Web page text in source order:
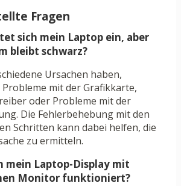
Fragen
sich mein Laptop ein, aber
bleibt schwarz?
Ursachen haben,
mit der Grafikkarte,
oder Probleme mit der
Die Fehlerbehebung mit den
Schritten kann dabei helfen, die
zu ermitteln.
mein Laptop-Display mit
Monitor funktioniert?